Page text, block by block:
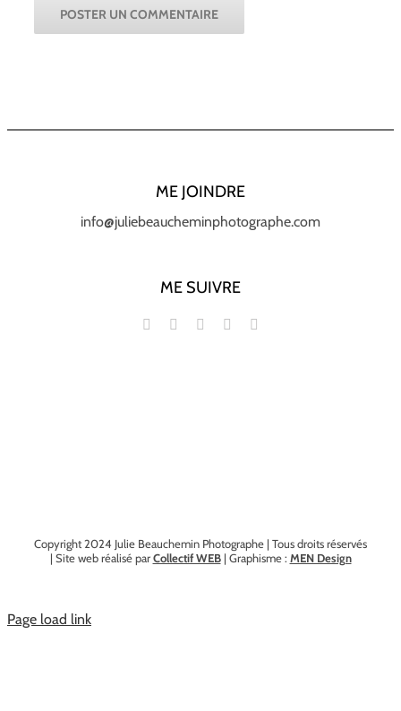
ME JOINDRE
info@juliebeaucheminphotographe.com
ME SUIVRE
Copyright 2024 Julie Beauchemin Photographe | Tous droits réservés
| Site web réalisé parCollectif WEB| Graphisme : MEN Design
Page load link